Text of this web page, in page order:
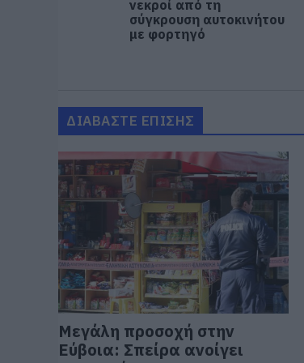
νεκροί από τη
σύγκρουση αυτοκινήτου
με φορτηγό
ΔΙΑΒΑΣΤΕ ΕΠΙΣΗΣ
Μεγάλη προσοχή στην
Εύβοια: Σπείρα ανοίγει